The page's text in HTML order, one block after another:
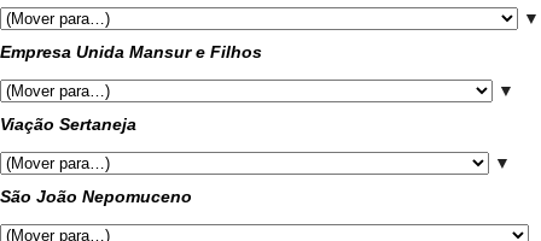
▼
Empresa Unida Mansur e Filhos
▼
Viação Sertaneja
▼
São João Nepomuceno